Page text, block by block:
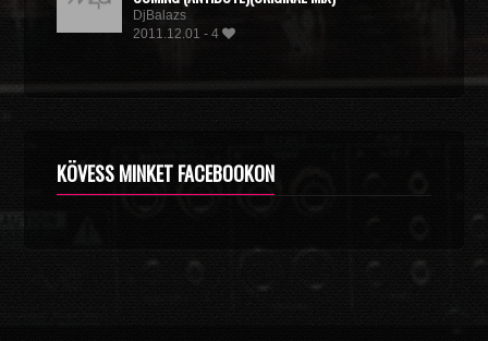
DjBalazs
2011.12.01 - 4
KÖVESS MINKET FACEBOOKON